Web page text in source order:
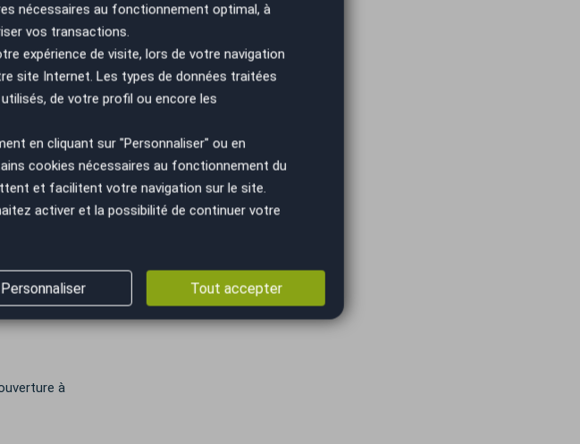
(injection
à
nécessaires au fonctionnement optimal, à
vos transactions.
expérience de visite, lors de votre navigation
site Internet. Les types de données traitées
de votre profil ou encore les
en cliquant sur "Personnaliser" ou en
cookies nécessaires au fonctionnement du
et facilitent votre navigation sur le site.
activer et la possibilité de continuer votre
Tout accepter
Personnaliser